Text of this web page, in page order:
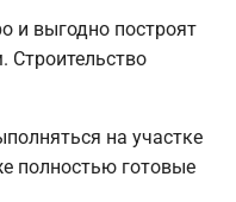
и выгодно построят
на участке
полностью готовые